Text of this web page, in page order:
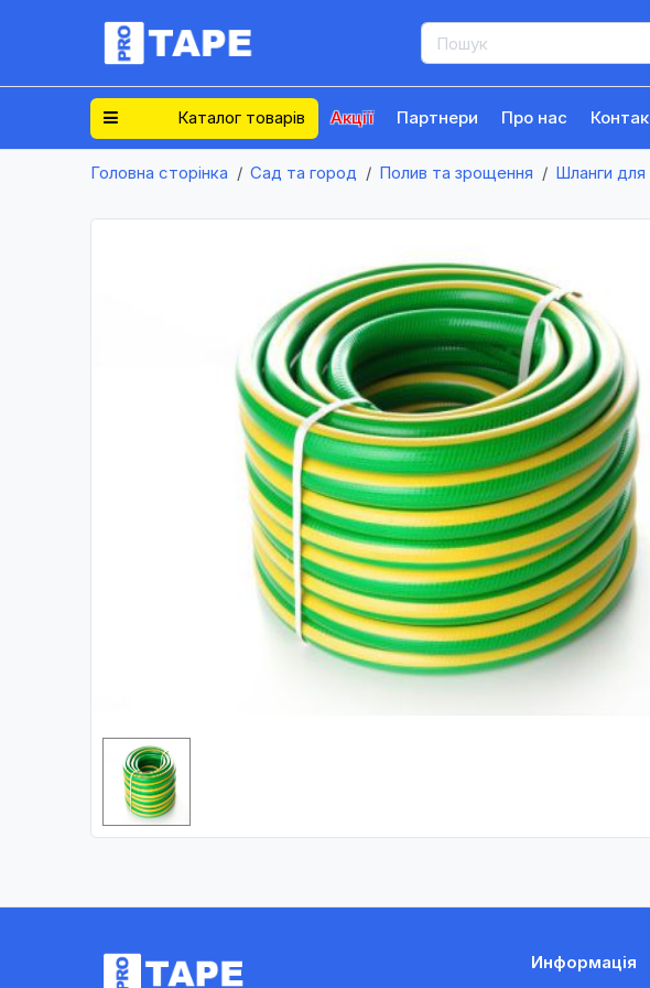
Каталог товарів Акції Партнери Про нас
Головна сторінка Сад та город Полив та зрощення Шланги для
Информація